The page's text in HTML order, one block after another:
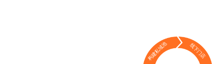
构建私域池 线下门店